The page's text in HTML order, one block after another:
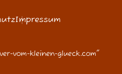
Impressum
vom-kleinen-glueck.com"